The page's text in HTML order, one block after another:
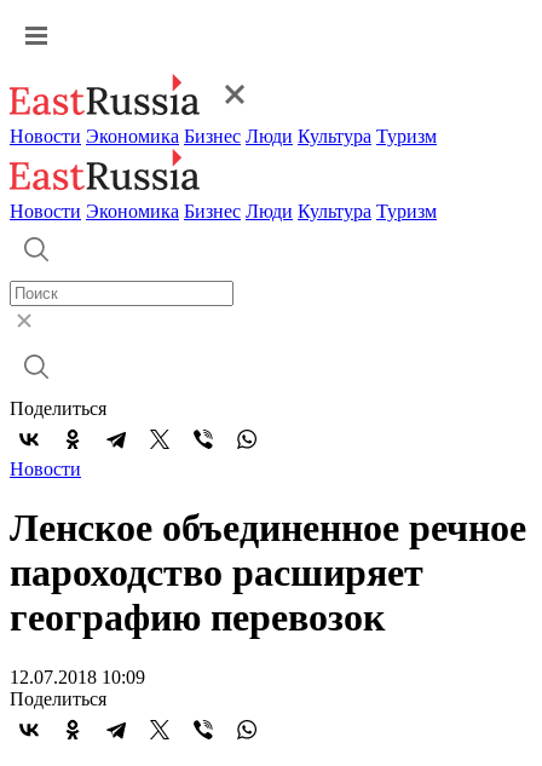
Новости Экономика Бизнес Люди Культура Туризм
Новости Экономика Бизнес Люди Культура Туризм
Поделиться
Новости
Ленское объединенное речное
пароходство расширяет
географию перевозок
12.07.2018 10:09
Поделиться